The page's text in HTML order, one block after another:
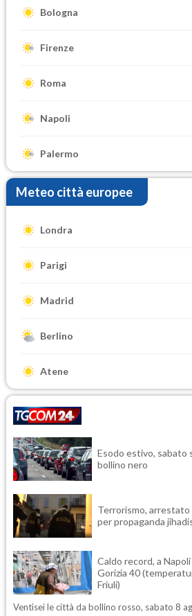
Bologna
Firenze
Roma
Napoli
Palermo
Meteo città europee
Londra
Parigi
Madrid
Berlino
Atene
Esodo estivo, sabato
bollino nero
Terrorismo, arrestato
per propaganda
Caldo record, a
Gorizia 40
Friuli)
Ventisei le città da bollino rosso, sabato 8